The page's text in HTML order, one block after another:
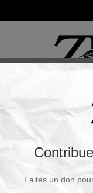
réclame des
Faites un don